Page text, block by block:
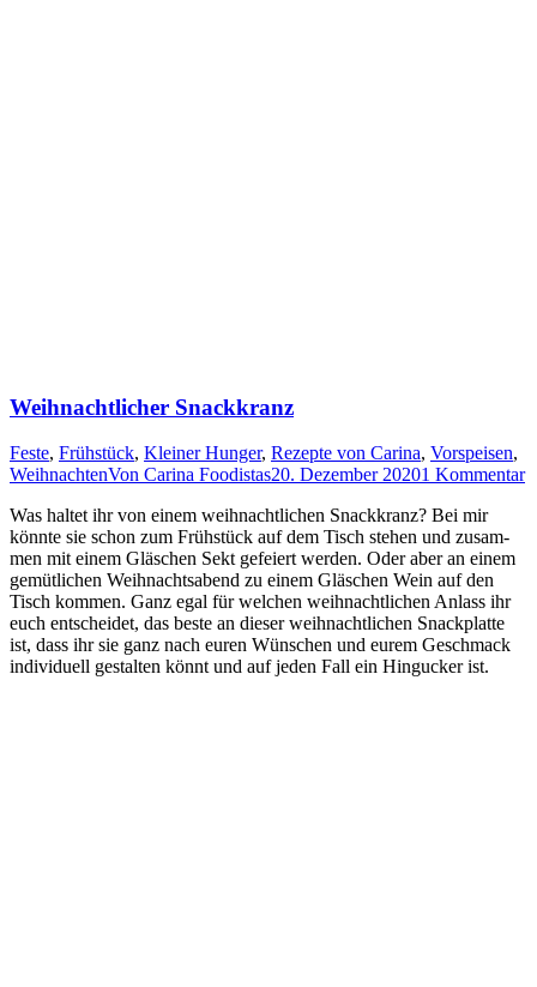
Weihnachtlicher Snackkranz
Feste, Frühstück, Kleiner Hunger, Rezepte von Carina, Vorspeisen,
WeihnachtenVon Carina Foodistas20. Dezember 20201 Kommentar
Was hal­tet ihr von einem weih­nacht­li­chen Snack­kranz? Bei mir
könn­te sie schon zum Früh­stück auf dem Tisch ste­hen und zusam­
men mit einem Gläs­chen Sekt gefei­ert wer­den. Oder aber an einem
gemüt­li­chen Weih­nachts­abend zu einem Gläs­chen Wein auf den
Tisch kom­men. Ganz egal für wel­chen weih­nacht­li­chen Anlass ihr
euch ent­schei­det, das bes­te an die­ser weih­nacht­li­chen Snack­plat­te
ist, dass ihr sie ganz nach euren Wün­schen und eurem Geschmack
indi­vi­du­ell gestal­ten könnt und auf jeden Fall ein Hin­gu­cker ist.